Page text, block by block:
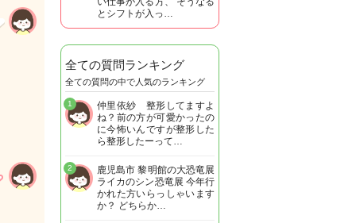
とシフトが入っ…
全ての質問ランキング
全ての質問の中で人気のランキング
仲里依紗 整形してますよ
ね？前の方が可愛かったの
に今怖いんですが整形した
ら整形したーって…
1
鹿児島市 黎明館の大恐竜展
ライカのシン恐竜展 今年行
かれた方いらっしゃいます
か？ どちらか…
2